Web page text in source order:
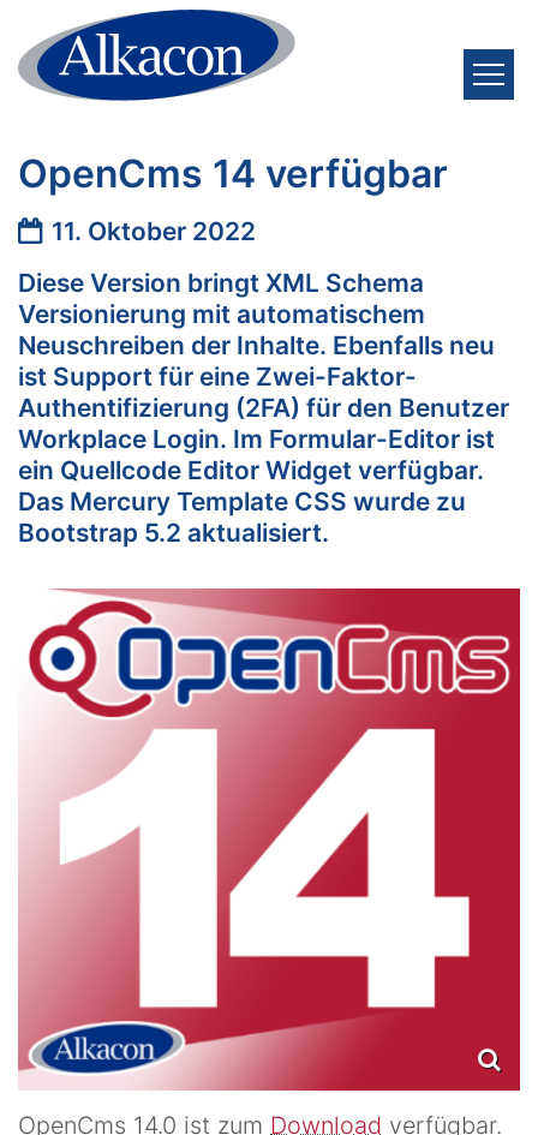
Zum Inhalt springen
OpenCms 14 verfügbar
Datum:
11. Oktober 2022
Diese Version bringt XML Schema
Versionierung mit automatischem
Neuschreiben der Inhalte. Ebenfalls neu
ist Support für eine Zwei-Faktor-
Authentifizierung (2FA) für den Benutzer
Workplace Login. Im Formular-Editor ist
ein Quellcode Editor Widget verfügbar.
Das Mercury Template CSS wurde zu
Bootstrap 5.2 aktualisiert.
OpenCms 14.0 ist zum Download verfügbar.